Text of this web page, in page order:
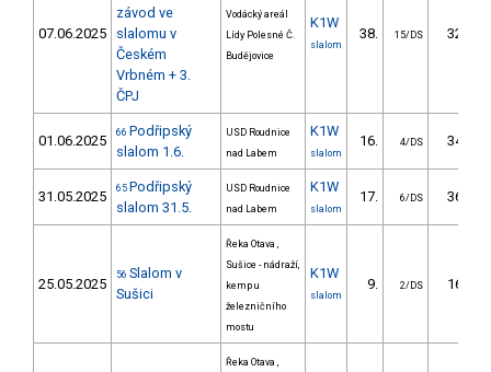
07.06.2025
závod ve
slalomu v
Českém
Vrbném + 3.
ČPJ
Vodácký areál
Lídy Polesné Č.
Budějovice
K1W
slalom
38. 15/DS 32.46
01.06.2025 66 Podřipský
slalom 1.6.
USD Roudnice
nad Labem
K1W
slalom
16. 4/DS 34.84
31.05.2025 65 Podřipský
slalom 31.5.
USD Roudnice
nad Labem
K1W
slalom
17. 6/DS 36.81
25.05.2025
56 Slalom v
Sušici
Řeka Otava ,
Sušice - nádraží,
kemp u
železničního
mostu
K1W
slalom
9. 2/DS 16.36
Řeka Otava ,